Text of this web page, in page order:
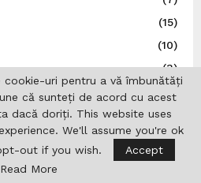
(15)
(10)
(3)
(4)
(2)
(41)
uri pentru a vă îmbunătăți
că sunteți de acord cu acest
dacă doriți. This website uses
We'll assume you're ok
out if you wish.
Accept
Read More